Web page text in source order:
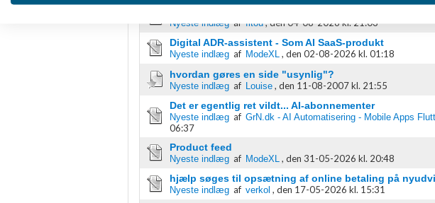
Nyeste indlægaffitou ,den 04-08-2026 kl. 21:03
Digital ADR-assistent - Som AI SaaS-produkt
Nyeste indlægaf ModeXL , den 02-08-2026 kl. 01:18
hvordan gøres en side "usynlig"?
Nyeste indlægaf Louise , den 11-08-2007 kl. 21:55
Det er egentlig ret vildt... AI-abonnementer
Nyeste indlægaf GrN.dk - AI Automatisering - Mobile Apps
06:37
Product feed
Nyeste indlægaf ModeXL , den 31-05-2026 kl. 20:48
hjælp søges til opsætning af online betaling på
Nyeste indlægaf verkol , den 17-05-2026 kl. 15:31
Bruge profiler til at vælge tilpasset indhold
Måle annonceringseffektivitet
Forstå målgrupper gennem statistikker eller kombinationer af oplysninger fra